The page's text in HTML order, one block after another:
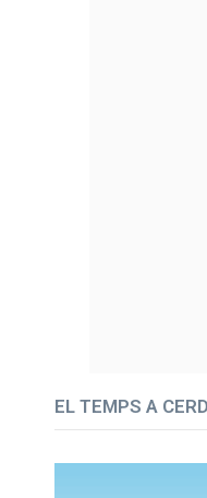
EL TEMPS A